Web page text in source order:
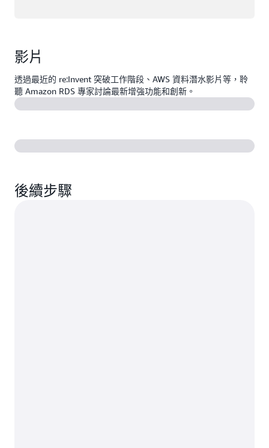
影片
透過最近的 re:Invent 突破工作階段、AWS 資料潛水影片等，聆
聽 Amazon RDS 專家討論最新增強功能和創新。
後續步驟